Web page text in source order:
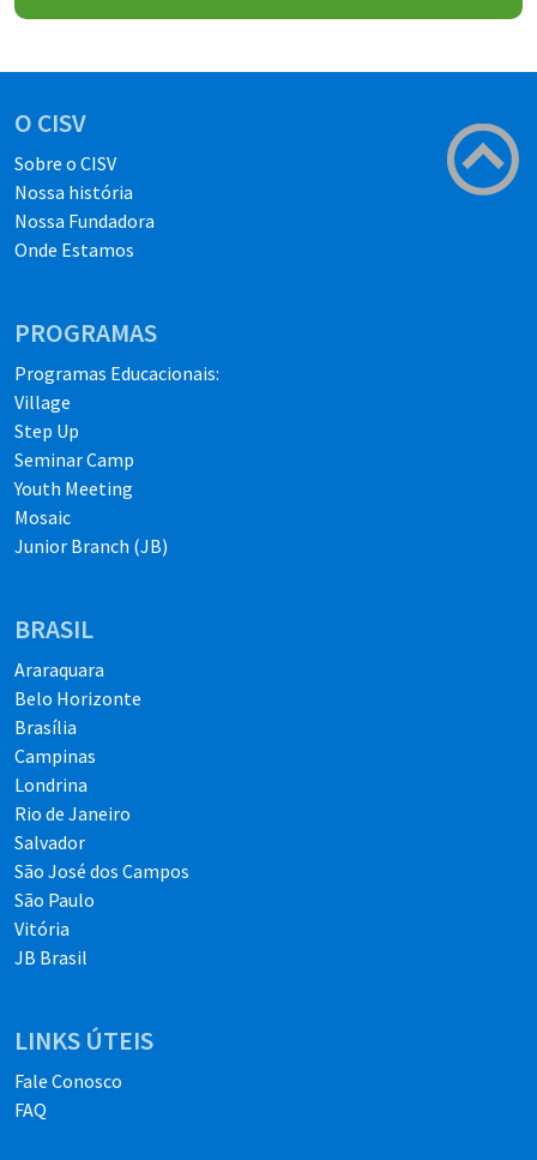
O CISV
Sobre o CISV
Nossa história
Nossa Fundadora
Onde Estamos
PROGRAMAS
Programas Educacionais:
Village
Step Up
Seminar Camp
Youth Meeting
Mosaic
Junior Branch (JB)
BRASIL
Araraquara
Belo Horizonte
Brasília
Campinas
Londrina
Rio de Janeiro
Salvador
São José dos Campos
São Paulo
Vitória
JB Brasil
LINKS ÚTEIS
Fale Conosco
FAQ